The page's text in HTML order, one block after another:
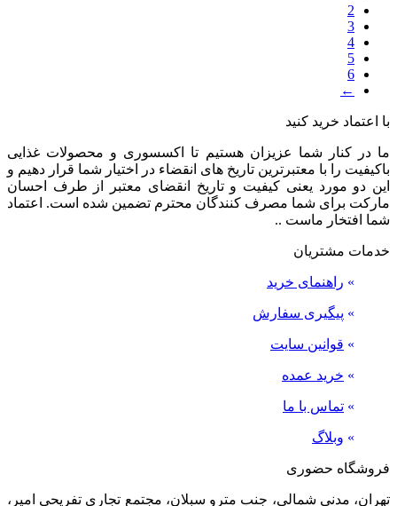
2
3
4
5
6
←
با اعتماد خرید کنید
ما در کنار شما عزیزان هستیم تا اکسسوری و محصولات غذایی
باکیفیت را با معتبرترین تاریخ های انقضاء در اختیار شما قرار دهیم و
این دو مورد یعنی کیفیت و تاریخ انقضای معتبر از طرف احسان
مارکت برای شما مصرف کنندگان محترم تضمین شده است. اعتماد
شما افتخار ماست ..
خدمات مشتریان
» راهنمای خرید
» پیگیری سفارش
» قوانین سایت
» خرید عمده
» تماس با ما
» وبلاگ
فروشگاه حضوری
تهران، مدنی شمالی، جنب مترو سبلان، مجتمع تجاری تفریحی امیر،